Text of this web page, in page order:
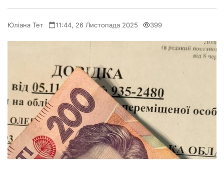
Юліана Тет 11:44, 26 Листопада 2025 399